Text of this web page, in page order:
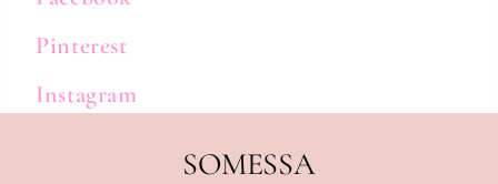
Pinterest
Instagram
SOMESSA